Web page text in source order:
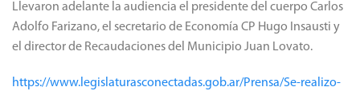
Llevaron adelante la audiencia el presidente del cuerpo Carlos
Adolfo Farizano, el secretario de Economía CP Hugo Insausti y
el director de Recaudaciones del Municipio Juan Lovato.
https://www.legislaturasconectadas.gob.ar/Prensa/Se-realizo-